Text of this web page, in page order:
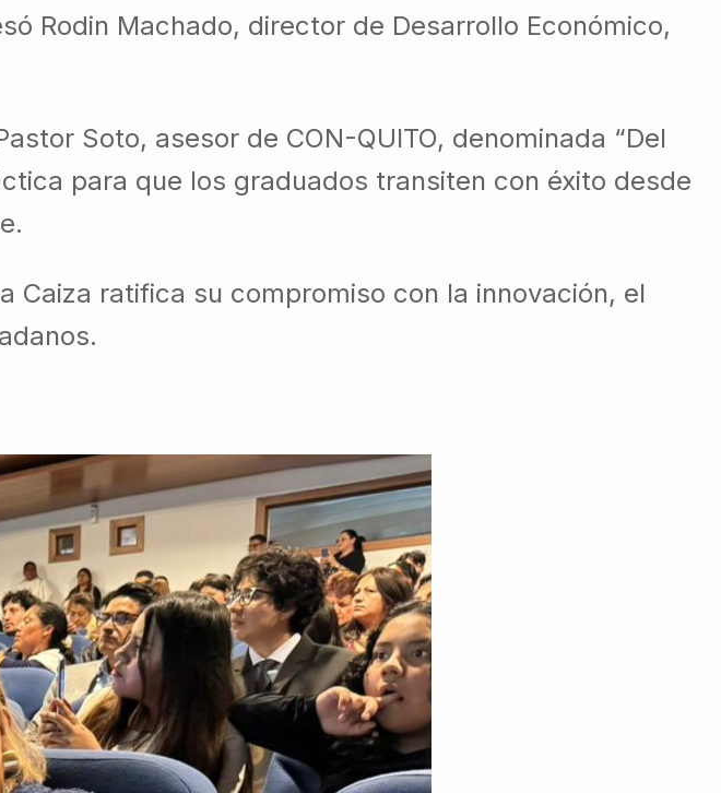
Rodin Machado, director de Desarrollo Económico,
Soto, asesor de CON-QUITO, denominada “Del
para que los graduados transiten con éxito desde
Caiza ratifica su compromiso con la innovación, el